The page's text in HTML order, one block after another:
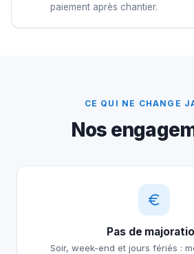
paiement après chantier.
CE QUI NE CHANGE
Nos
Pas de
Soir, week-end et jours fériés :